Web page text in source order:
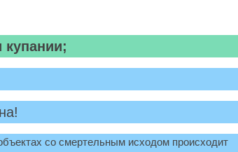
купании;
со смертельным исходом происходит